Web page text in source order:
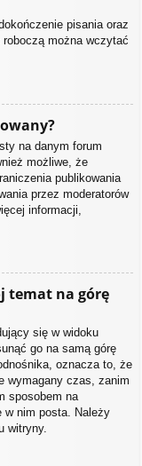
pisania oraz
można wczytać
na danym forum
możliwe, że
publikowania
przez moderatorów
informacji,
temat na górę
się w widoku
go na samą górę
oznacza to, że
wymagany czas, zanim
sposobem na
w nim posta. Należy
witryny.